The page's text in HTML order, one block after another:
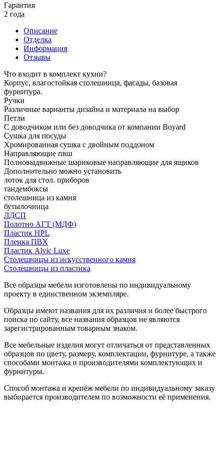
Гарантия
2 года
Описание
Отделка
Информация
Отзывы
Что входит в комплект кухни?
Корпус, влагостойкая столешница, фасады, базовая
фурнитура.
Ручки
Различные варианты дизайна и материала на выбор
Петли
С доводчиком или без доводчика от компании Boyard
Сушка для посуды
Хромированная сушка с двойным поддоном
Направляющие пвш
Полновыдвижные шариковые направляющие для ящиков
Дополнительно можно установить
лоток для стол. приборов
тандембоксы
столешница из камня
бутылочница
ЛДСП
Полотно АГТ (МДФ)
Пластик HPL
Пленка ПВХ
Пластик Alvic Luxe
Столешницы из искусственного камня
Столешницы из пластика
Все образцы мебели изготовлены по индивидуальному
проекту в единственном экземпляре.
Образцы имеют названия для их различия и более быстрого
поиска по сайту, все названия образцов не являются
зарегистрированным товарным знаком.
Все мебельные изделия могут отличаться от представленных
образцов по цвету, размеру, комплектации, фурнитуре, а также
способами монтажа и производителями комплектующих и
фурнитуры.
Способ монтажа и крепёж мебели по индивидуальному заказу
выбирается производителем по возможности её применения.